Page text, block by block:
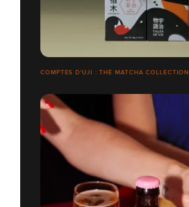
COMPTES D'UJI : THÉ MATCHA COLLECTION